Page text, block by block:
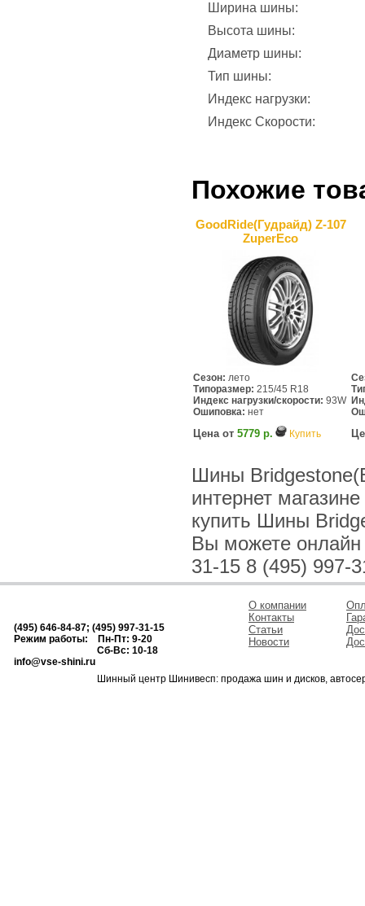
Ширина шины:
Высота шины:
Диаметр шины:
Тип шины:
Индекс нагрузки:
Индекс Скорости:
Похожие
GoodRide(Гудрайд) Z-107
ZuperEco
Сезон: лето
Типоразмер: 215/45 R18
Индекс нагрузки/скорости: 93W
Ошиповка: нет
Цена от 5779 р. Купить
Шины
интернет
купить Шины
Вы можете онлайн
31-15 8 (495) 997-
(495) 646-84-87; (495) 997-31-15
Режим работы: Пн-Пт: 9-20
Сб-Вс: 10-18
info@vse-shini.ru
О компании
Контакты
Статьи
Новости
Шинный центр Шинивесп: продажа шин и дисков,